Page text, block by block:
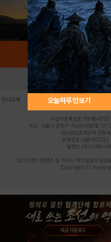
오늘하루 안보기
로그인 PC
회사소개 | 개인정보 처리방침
사업자등록번호:119-86-
주소: 서울시 금천구 가산디지털1로
청소년보호책임자:김동욱
등록번호:서울아02322
발행인:(주)스마트나
헝그리앱의 콘텐츠 및 기사는 저작권법의 보
Copyright (c)